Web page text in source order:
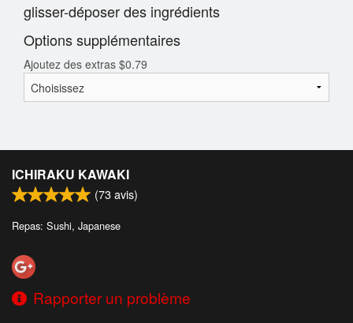
glisser-déposer des ingrédients
Options supplémentaires
Ajoutez des extras $0.79
ICHIRAKU KAWAKI
(73avis)
Repas: Sushi, Japanese
Rapporter un problème